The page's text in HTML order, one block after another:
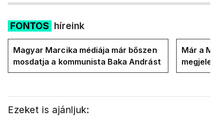
FONTOS híreink
Magyar Marcika médiája már bőszen
mosdatja a kommunista Baka Andrást
Már a
országot
Ezeket is ajánljuk: